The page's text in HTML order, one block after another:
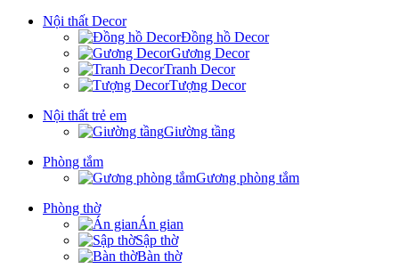
Nội thất Decor
Đồng hồ Decor
Gương Decor
Tranh Decor
Tượng Decor
Nội thất trẻ em
Giường tầng
Phòng tắm
Gương phòng tắm
Phòng thờ
Án gian
Sập thờ
Bàn thờ